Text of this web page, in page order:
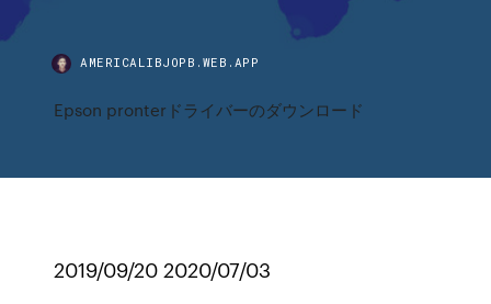
AMERICALIBJOPB.WEB.APP
Epson pronterドライバーのダウンロード
2019/09/20 2020/07/03